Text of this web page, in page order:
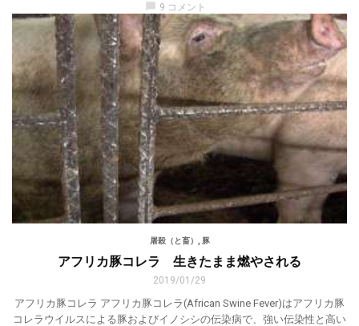
chat_bubble 9 コメント
屠殺（と畜） 豚
アフリカ豚コレラ 生きたまま燃やされる
2019/01/29
アフリカ豚コレラ アフリカ豚コレラ(African Swine Fever)はアフリカ豚
コレラウイルスによる豚およびイノシシの伝染病で、強い伝染性と高い